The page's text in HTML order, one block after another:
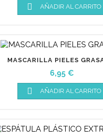
 AÑADIR AL CARRITO
MASCARILLA PIELES
Precio
6,95 €
 AÑADIR AL CARRITO